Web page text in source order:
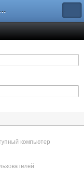
интернет-магазинов
компьютер